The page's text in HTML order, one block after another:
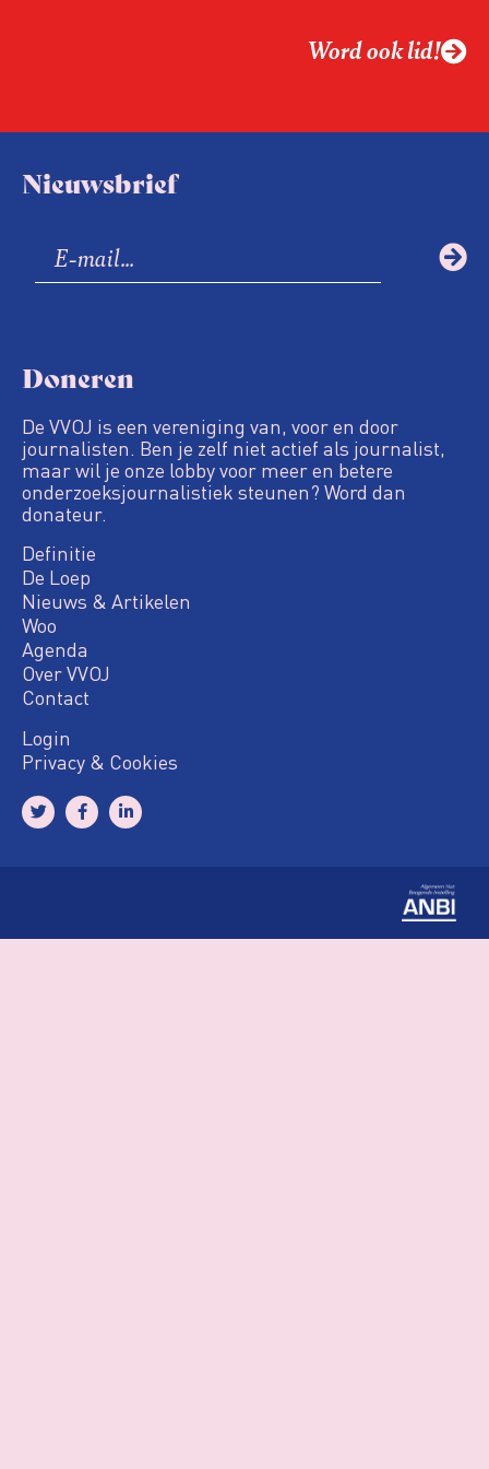
Word ook lid!
Nieuwsbrief
Doneren
De VVOJ is een vereniging van, voor en door
journalisten. Ben je zelf niet actief als journalist,
maar wil je onze lobby voor meer en betere
onderzoeksjournalistiek steunen? Word dan
donateur.
Definitie
De Loep
Nieuws & Artikelen
Woo
Agenda
Over VVOJ
Contact
Login
Privacy & Cookies